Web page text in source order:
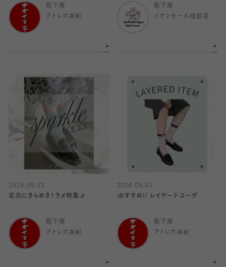
靴下屋
アトレ大井町
靴下屋
イオンモール橿原店
2026.05.03
足元にきらめき！ラメ特集🧦
靴下屋
アトレ大井町
2026.05.03
\おすすめ!/ レイヤードコーデ
靴下屋
アトレ大井町